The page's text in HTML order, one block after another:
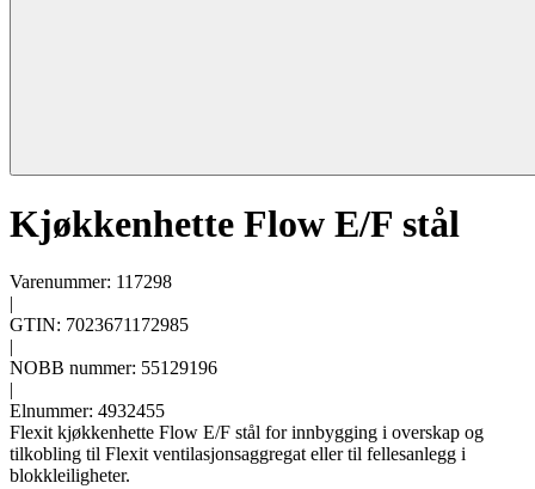
Kjøkkenhette Flow E/F stål
Varenummer: 117298
|
GTIN: 7023671172985
|
NOBB nummer: 55129196
|
Elnummer: 4932455
Flexit kjøkkenhette Flow E/F stål for innbygging i overskap og
tilkobling til Flexit ventilasjonsaggregat eller til fellesanlegg i
blokkleiligheter.